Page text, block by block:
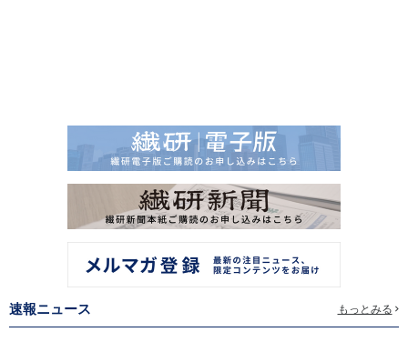
速報ニュース もっとみる